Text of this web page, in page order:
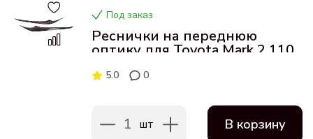
Под заказ
Реснички на переднюю
оптику для Toyota Mark 2 110
5.0 0
1 шт В корзину